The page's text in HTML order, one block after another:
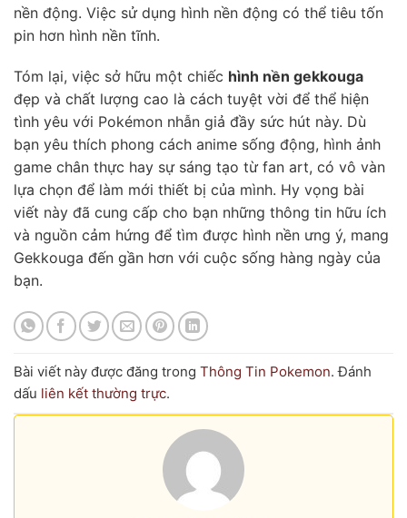
nền động. Việc sử dụng hình nền động có thể tiêu tốn
pin hơn hình nền tĩnh.
Tóm lại, việc sở hữu một chiếc hình nền gekkouga
đẹp và chất lượng cao là cách tuyệt vời để thể hiện
tình yêu với Pokémon nhẫn giả đầy sức hút này. Dù
bạn yêu thích phong cách anime sống động, hình ảnh
game chân thực hay sự sáng tạo từ fan art, có vô vàn
lựa chọn để làm mới thiết bị của mình. Hy vọng bài
viết này đã cung cấp cho bạn những thông tin hữu ích
và nguồn cảm hứng để tìm được hình nền ưng ý, mang
Gekkouga đến gần hơn với cuộc sống hàng ngày của
bạn.
Bài viết này được đăng trong Thông Tin Pokemon. Đánh
dấu liên kết thường trực.